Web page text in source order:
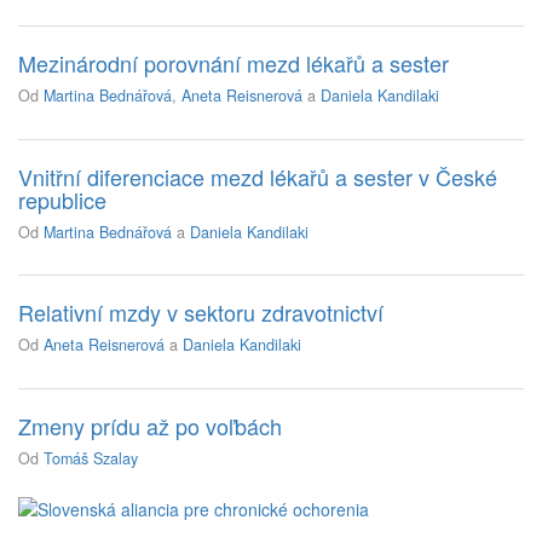
Mezinárodní porovnání mezd lékařů a sester
Od Martina Bednářová, Aneta Reisnerová a Daniela Kandilaki
Vnitřní diferenciace mezd lékařů a sester v České
republice
Od Martina Bednářová a Daniela Kandilaki
Relativní mzdy v sektoru zdravotnictví
Od Aneta Reisnerová a Daniela Kandilaki
Zmeny prídu až po voľbách
Od Tomáš Szalay